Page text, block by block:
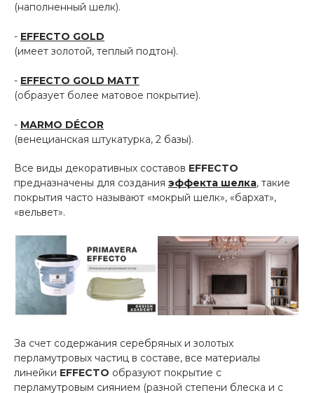
(наполненный шелк).
- EFFECTO GOLD
(имеет золотой, теплый подтон).
- EFFECTO GOLD MATT
(образует более матовое покрытие).
- MARMO DÉCOR
(венецианская штукатурка, 2 базы).
Все виды декоративных составов EFFECTO
предназначены для создания эффекта шелка, такие
покрытия часто называют «мокрый шелк», «бархат»,
«вельвет».
За счет содержания серебряных и золотых
перламутровых частиц в составе, все материалы
линейки EFFECTO образуют покрытие с
перламутровым сиянием (разной степени блеска и с